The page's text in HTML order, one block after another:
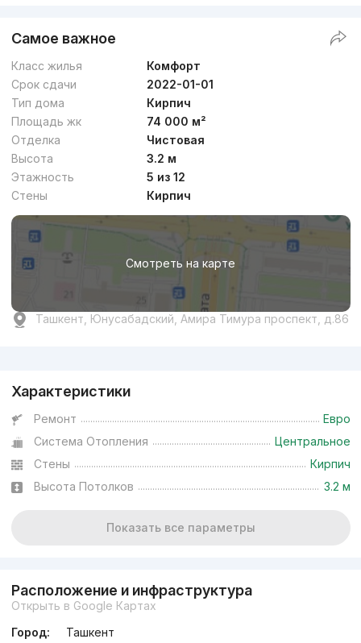
Самое важное
Класс жилья
Комфорт
Срок сдачи
2022-01-01
Тип дома
Кирпич
Площадь жк
74 000 м²
Отделка
Чистовая
Высота
3.2 м
Этажность
5 из 12
Стены
Кирпич
Смотреть на карте
Ташкент, Юнусабадский, Амира Тимура проспект, д.86
Характеристики
Ремонт
Евро
Система Отопления
Центральное
Стены
Кирпич
Высота Потолков
3.2 м
Показать все параметры
Расположение и инфраструктура
Открыть в Google Картах
Город:
Ташкент